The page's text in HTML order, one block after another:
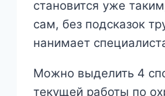
становится уже
сам, без подсказок
нанимает
Можно выделить 4
текущей работы по